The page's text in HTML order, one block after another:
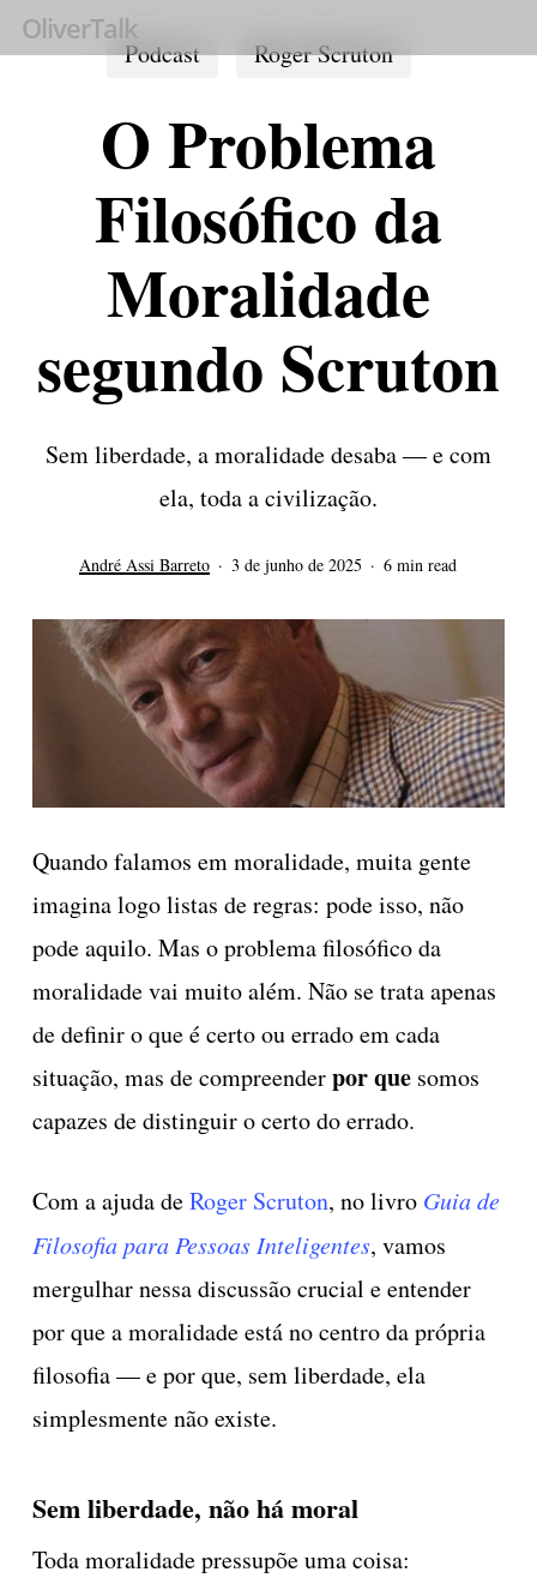
Skip
to
OliverTalk
Podcast Roger Scruton
O Problema
Filosófico da
Moralidade
segundo Scruton
Sem liberdade, a moralidade desaba — e com
ela, toda a civilização.
André Assi Barreto 3 de junho de 2025 6 min read
Quando falamos em moralidade, muita gente
imagina logo listas de regras: pode isso, não
pode aquilo. Mas o problema filosófico da
moralidade vai muito além. Não se trata apenas
de definir o que é certo ou errado em cada
situação, mas de compreenderpor quesomos
capazes de distinguir o certo do errado.
Com a ajuda deRoger Scruton, no livro Guia de
Filosofia para Pessoas Inteligentes, vamos
mergulhar nessa discussão crucial e entender
por que a moralidade está no centro da própria
filosofia — e por que, sem liberdade, ela
simplesmente não existe.
Sem liberdade, não há moral
Toda moralidade pressupõe uma coisa: